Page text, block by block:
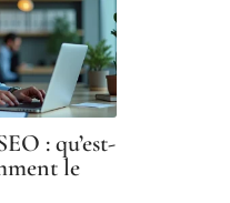
: qu’est-
le